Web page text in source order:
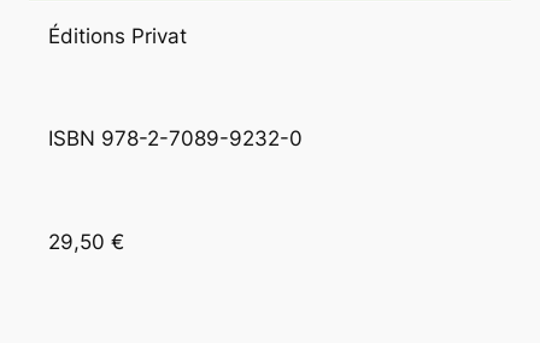
Éditions Privat
ISBN 978-2-7089-9232-0
29,50 €